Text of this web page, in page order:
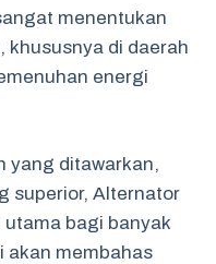
menentukan
khususnya di daerah
energi
yang ditawarkan,
superior, Alternator
bagi banyak
akan membahas